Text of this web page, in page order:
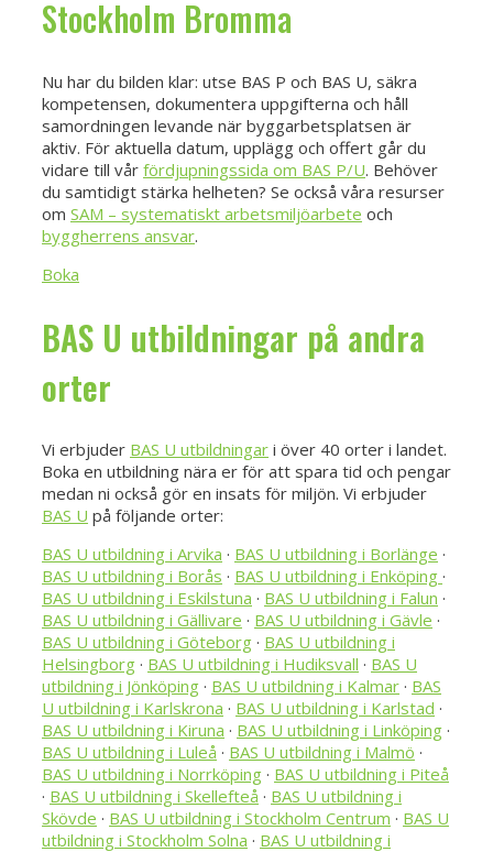
Stockholm Bromma
Nu har du bilden klar: utse BAS P och BAS U, säkra
kompetensen, dokumentera uppgifterna och håll
samordningen levande när byggarbetsplatsen är
aktiv. För aktuella datum, upplägg och offert går du
vidare till vår fördjupningssida om BAS P/U. Behöver
du samtidigt stärka helheten? Se också våra resurser
om SAM – systematiskt arbetsmiljöarbete och
byggherrens ansvar.
Boka
BAS U utbildningar på andra
orter
Vi erbjuder BAS U utbildningar i över 40 orter i landet.
Boka en utbildning nära er för att spara tid och pengar
medan ni också gör en insats för miljön. Vi erbjuder
BAS U på följande orter:
BAS U utbildning i Arvika · BAS U utbildning i Borlänge ·
BAS U utbildning i Borås · BAS U utbildning i Enköping ·
BAS U utbildning i Eskilstuna · BAS U utbildning i Falun ·
BAS U utbildning i Gällivare · BAS U utbildning i Gävle ·
BAS U utbildning i Göteborg · BAS U utbildning i
Helsingborg · BAS U utbildning i Hudiksvall · BAS U
utbildning i Jönköping · BAS U utbildning i Kalmar · BAS
U utbildning i Karlskrona · BAS U utbildning i Karlstad ·
BAS U utbildning i Kiruna · BAS U utbildning i Linköping ·
BAS U utbildning i Luleå · BAS U utbildning i Malmö ·
BAS U utbildning i Norrköping · BAS U utbildning i Piteå
· BAS U utbildning i Skellefteå · BAS U utbildning i
Skövde · BAS U utbildning i Stockholm Centrum · BAS U
utbildning i Stockholm Solna · BAS U utbildning i